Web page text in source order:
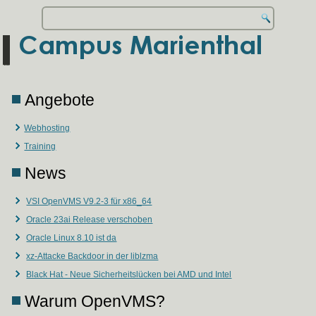
Angebote
Webhosting
Training
News
VSI OpenVMS V9.2-3 für x86_64
Oracle 23ai Release verschoben
Oracle Linux 8.10 ist da
xz-Attacke Backdoor in der liblzma
Black Hat - Neue Sicherheitslücken bei AMD und Intel
Warum OpenVMS?